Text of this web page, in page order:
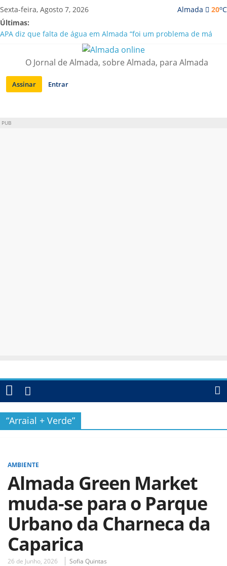
Saltar
para
conteúdo
Almada 20oC
Sexta-feira, Agosto 7, 2026
Últimas:
APA diz que falta de água em Almada “foi um problema de má
Laranjeiro | Cultura pop asiática invade a Casa Amarela
Ponte 25 de Abril celebra 60 anos com programa cultural entre
Lisboa e Almada
Situação de alerta em Almada renovada até final de Agosto
O Jornal de Almada, sobre Almada, para Almada
Assinar Entrar
PUB
“Arraial + Verde”
AMBIENTE
Almada Green Market
muda-se para o Parque
Urbano da Charneca da
Caparica
26 de Junho, 2026 Sofia Quintas